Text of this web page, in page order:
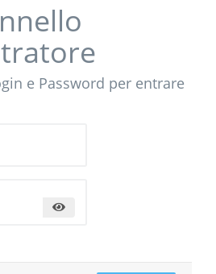
e Password per entrare